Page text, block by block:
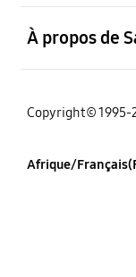
À propos de
Copyright© 1995-
Afrique/